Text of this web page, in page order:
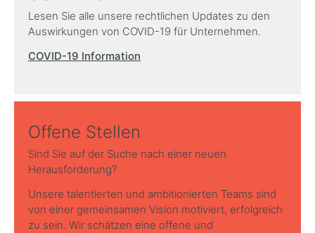
Lesen Sie alle unsere rechtlichen Updates zu den
Auswirkungen von COVID-19 für Unternehmen.
COVID-19 Information
Offene Stellen
Sind Sie auf der Suche nach einer neuen
Herausforderung?
Unsere talentierten und ambitionierten Teams sind
von einer gemeinsamen Vision motiviert, erfolgreich
zu sein. Wir schätzen eine offene und